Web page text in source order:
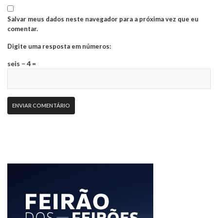
Salvar meus dados neste navegador para a próxima vez que eu
comentar.
Digite uma resposta em números:
seis − 4 =